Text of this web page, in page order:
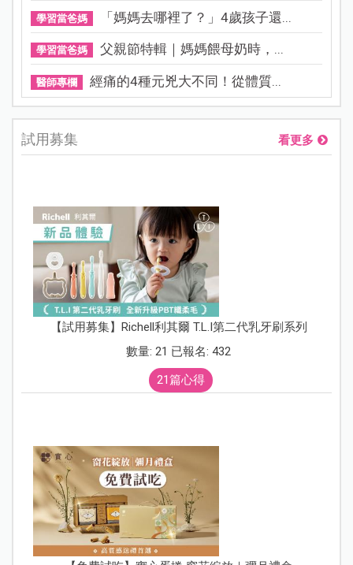
學習當爸媽 「媽媽去哪裡了？」4歲孩子還...
學習當爸媽 父親節特輯｜媽媽餵母奶時，...
醫師專欄 經痛的4種元兇大不同！從體質...
試用募集 看更多
【試用募集】Richell利其爾 T.L.I第二代乳牙刷系列
數量: 21 已報名: 432
21篇心得